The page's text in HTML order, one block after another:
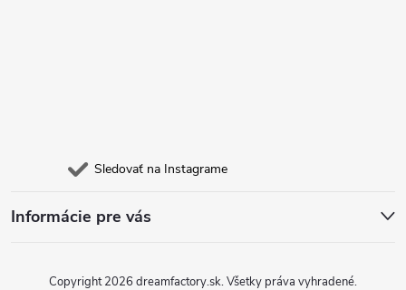
Sledovať na Instagrame
Informácie pre vás
Copyright 2026 dreamfactory.sk. Všetky práva vyhradené.